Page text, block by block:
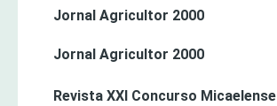
Jornal Agricultor 2000
Jornal Agricultor 2000
Revista XXI Concurso Micaelense